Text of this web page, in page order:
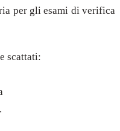
per gli esami di verifica
scattati: